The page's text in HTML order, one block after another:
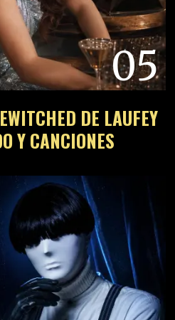
05
DE LAUFEY
Y CANCIONES